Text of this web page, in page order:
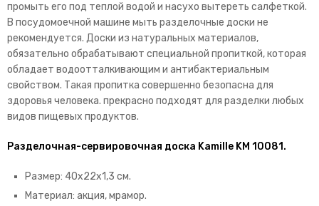
промыть его под теплой водой и насухо вытереть салфеткой.
В посудомоечной машине мыть разделочные доски не
рекомендуется. Доски из натуральных материалов,
обязательно обрабатывают специальной пропиткой, которая
обладает водоотталкивающим и антибактериальным
свойством. Такая пропитка совершенно безопасна для
здоровья человека. прекрасно подходят для разделки любых
видов пищевых продуктов.
Разделочная-сервировочная доска Kamille KM 10081.
Размер: 40х22х1,3 см.
Материал: акция, мрамор.